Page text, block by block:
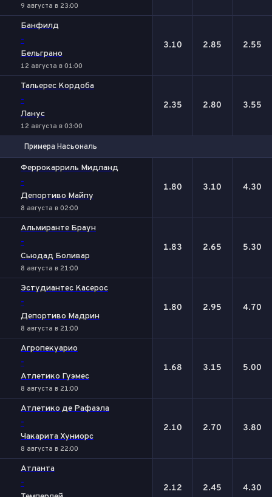
9 августа в 23:00
Банфилд
-
Бельграно
12 августа в 01:00
3.10 2.85 2.55
Тальерес Кордоба
-
Ланус
12 августа в 03:00
2.35 2.80 3.55
Примера Насьональ
Феррокарриль Мидланд
-
Депортиво Майпу
8 августа в 02:00
1.80 3.10 4.30
Альмиранте Браун
-
Сьюдад Боливар
8 августа в 21:00
1.83 2.65 5.30
Эстудиантес Касерос
-
Депортиво Мадрин
8 августа в 21:00
1.80 2.95 4.70
Агропекуарио
-
Атлетико Гуэмес
8 августа в 21:00
1.68 3.15 5.00
Атлетико де Рафаэла
-
Чакарита Хуниорс
8 августа в 22:00
2.10 2.70 3.80
Атланта
- 2.12 2.45 4.30